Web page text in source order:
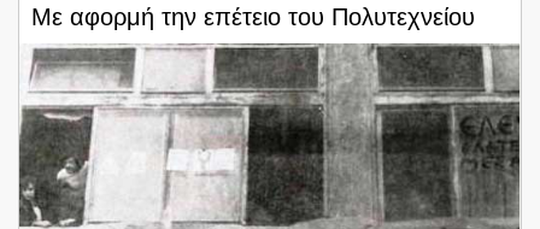
Με αφορμή την επέτειο του Πολυτεχνείου